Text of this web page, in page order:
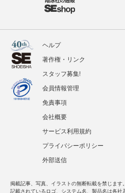
ヘルプ
著作権・リンク
スタッフ募集!
会員情報管理
免責事項
会社概要
サービス利用規約
プライバシーポリシー
外部送信
掲載記事、写真、イラストの無断転載を禁じます。
記載されているロゴ、システム名、製品名は各社